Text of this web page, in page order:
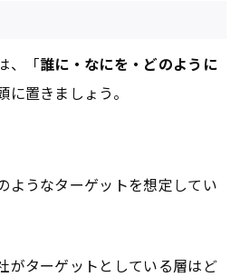
、「誰に・なにを・どのように
に置きましょう。
ようなターゲットを想定してい
がターゲットとしている層はど